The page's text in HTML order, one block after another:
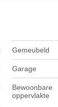
Gemeubeld
Garage
Bewoonbare
oppervlakte